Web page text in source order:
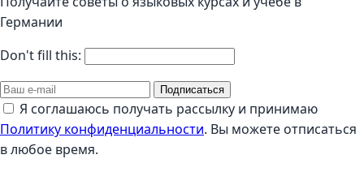
Германии
Don't fill this:
Подписаться
Я соглашаюсь получать рассылку и принимаю
Политику конфиденциальности. Вы можете отписаться
в любое время.